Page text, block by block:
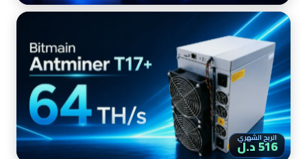
الربح الشهري
516 د.ل